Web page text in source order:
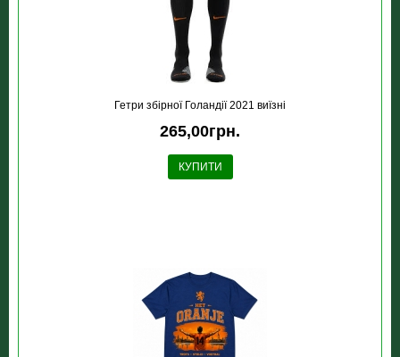
Гетри збірної Голандії 2021 виїзні
265,00грн.
КУПИТИ